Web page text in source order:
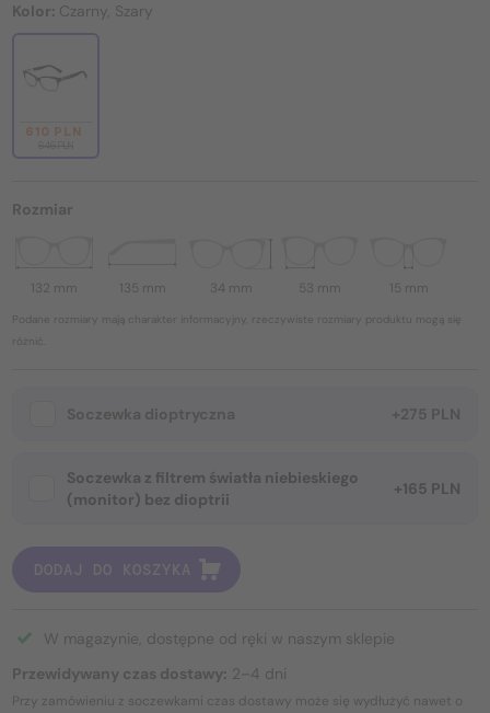
Kolor: Czarny, Szary
610 PLN
Rozmiar
132 mm 135 mm 34 mm 53 mm 15 mm
Podane rozmiary mają charakter informacyjny, rzeczywiste rozmiary produktu mogą się
różnić.
Soczewka dioptryczna +275 PLN
Soczewka z filtrem światła niebieskiego
(monitor) bez dioptrii
+165 PLN
DODAJ DO KOSZYKA
W magazynie, dostępne od ręki w naszym sklepie
Przewidywany czas dostawy: 2–4 dni
Przy zamówieniu z soczewkami czas dostawy może się wydłużyć nawet o